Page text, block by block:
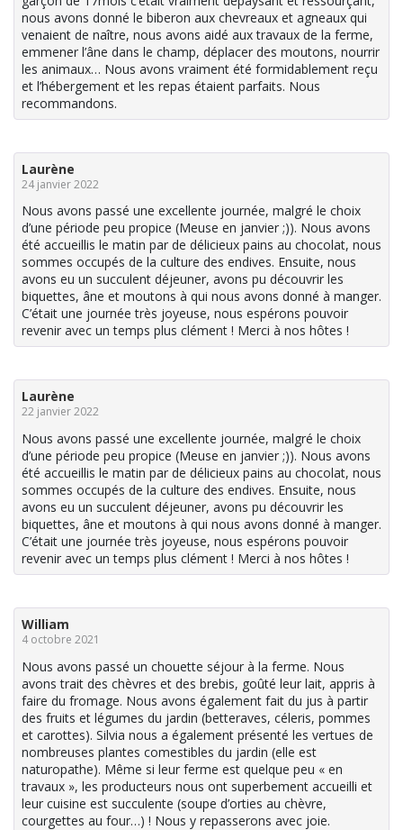
nous avons donné le biberon aux chevreaux et agneaux qui
venaient de naître, nous avons aidé aux travaux de la ferme,
emmener l’âne dans le champ, déplacer des moutons, nourrir
les animaux… Nous avons vraiment été formidablement reçu
et l’hébergement et les repas étaient parfaits. Nous
recommandons.
Laurène
24 janvier 2022
Nous avons passé une excellente journée, malgré le choix
d’une période peu propice (Meuse en janvier ;)). Nous avons
été accueillis le matin par de délicieux pains au chocolat, nous
sommes occupés de la culture des endives. Ensuite, nous
avons eu un succulent déjeuner, avons pu découvrir les
biquettes, âne et moutons à qui nous avons donné à manger.
C’était une journée très joyeuse, nous espérons pouvoir
revenir avec un temps plus clément ! Merci à nos hôtes !
Laurène
22 janvier 2022
Nous avons passé une excellente journée, malgré le choix
d’une période peu propice (Meuse en janvier ;)). Nous avons
été accueillis le matin par de délicieux pains au chocolat, nous
sommes occupés de la culture des endives. Ensuite, nous
avons eu un succulent déjeuner, avons pu découvrir les
biquettes, âne et moutons à qui nous avons donné à manger.
C’était une journée très joyeuse, nous espérons pouvoir
revenir avec un temps plus clément ! Merci à nos hôtes !
William
4 octobre 2021
Nous avons passé un chouette séjour à la ferme. Nous
avons trait des chèvres et des brebis, goûté leur lait, appris à
faire du fromage. Nous avons également fait du jus à partir
des fruits et légumes du jardin (betteraves, céleris, pommes
et carottes). Silvia nous a également présenté les vertues de
nombreuses plantes comestibles du jardin (elle est
naturopathe). Même si leur ferme est quelque peu « en
travaux », les producteurs nous ont superbement accueilli et
leur cuisine est succulente (soupe d’orties au chèvre,
courgettes au four…) ! Nous y repasserons avec joie.